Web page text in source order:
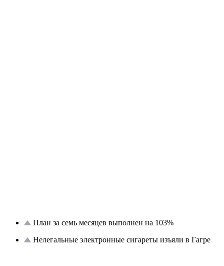
План за семь месяцев выполнен на 103%
Нелегальные электронные сигареты изъяли в Гагре